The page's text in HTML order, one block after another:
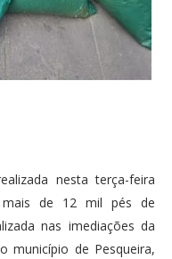
nesta terça-feira
mais de 12 mil pés de
nas imediações da
município de Pesqueira,